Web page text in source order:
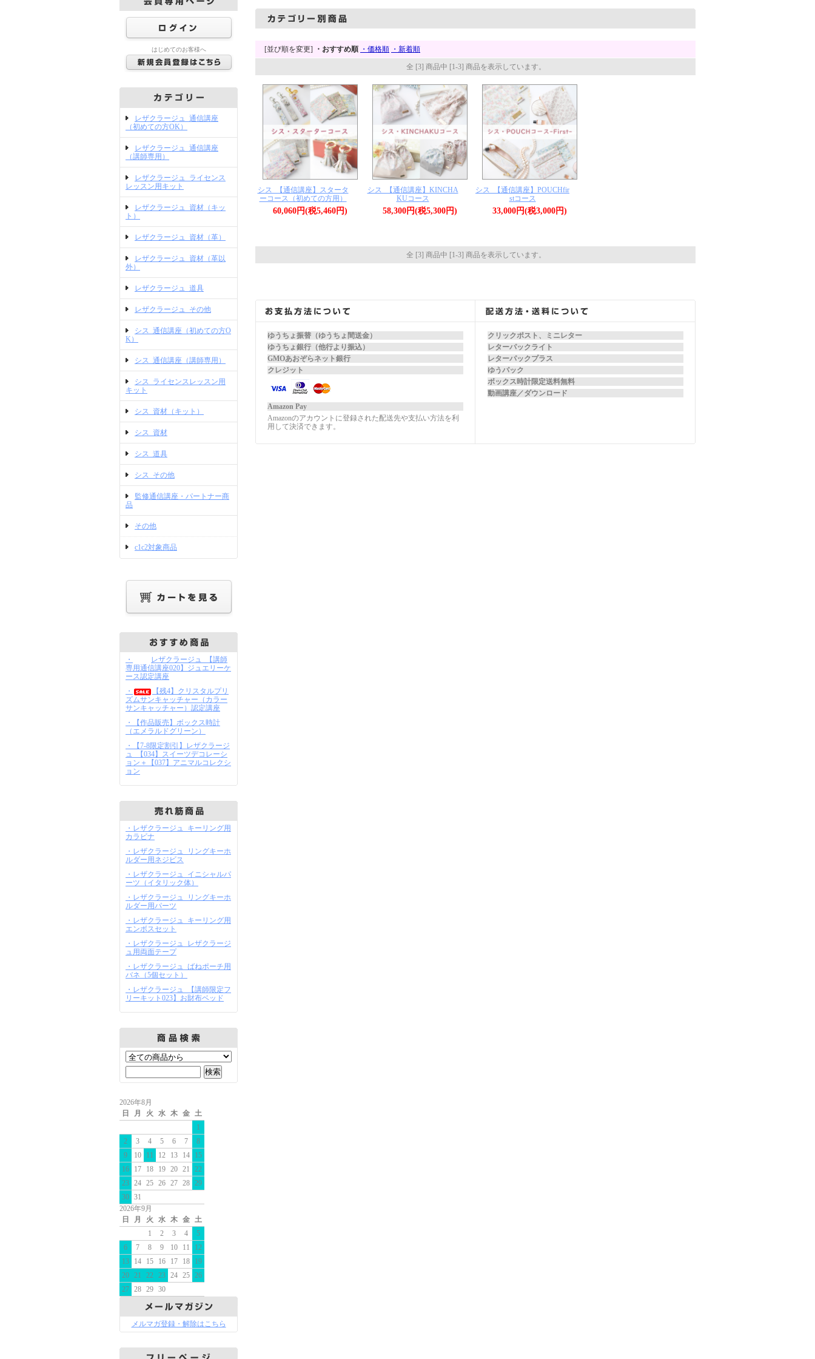
はじめてのお客様へ
レザクラージュ_通信講座
（初めての方OK）
レザクラージュ_通信講座
（講師専用）
レザクラージュ_ライセンス
レッスン用キット
レザクラージュ_資材（キッ
ト）
レザクラージュ_資材（革）
レザクラージュ_資材（革以
外）
レザクラージュ_道具
レザクラージュ_その他
シス_通信講座（初めての方O
K）
シス_通信講座（講師専用）
シス_ライセンスレッスン用
キット
シス_資材（キット）
シス_資材
シス_道具
シス_その他
監修通信講座・パートナー商
品
その他
c1c2対象商品
・
レザクラージュ_【講師
専用通信講座020】ジュエリーケ
ース認定講座
・
【残4】クリスタルプリ
ズムサンキャッチャー（カラー
サンキャッチャー）認定講座
・【作品販売】ボックス時計
（エメラルドグリーン）
・【7-8限定割引】レザクラージ
ュ_【034】スイーツデコレーシ
ョン＋【037】アニマルコレクシ
ョン
・レザクラージュ_キーリング用
カラビナ
・レザクラージュ_リングキーホ
ルダー用ネジビス
・レザクラージュ_イニシャルパ
ーツ（イタリック体）
・レザクラージュ_リングキーホ
ルダー用パーツ
・レザクラージュ_キーリング用
エンボスセット
・レザクラージュ_レザクラージ
ュ用両面テープ
・レザクラージュ_ばねポーチ用
バネ（5個セット）
・レザクラージュ_【講師限定フ
リーキット023】お財布ベッド
2026年8月
日
月 火 水 木 金 土
1
2
3 4 5 6 7
8
9
10 11 12 13 14
15
16
17 18 19 20 21
22
23 24 25 26 27 28 29
30 31
2026年9月
日
月 火 水 木 金 土
1
2 3 4
5
6
7 8 9 10 11
12
13
14 15 16 17 18
19
20 21 22 23 24 25 26
27 28 29 30
メルマガ登録・解除はこちら
[並び順を変更] ・おすすめ順 ・価格順 ・新着順
全 [3] 商品中 [1-3] 商品を表示しています。
シス_【通信講座】スタータ
ーコース（初めての方用）
60,060円(税5,460円)
シス_【通信講座】KINCHA
KUコース
58,300円(税5,300円)
シス_【通信講座】POUCHfir
stコース
33,000円(税3,000円)
全 [3] 商品中 [1-3] 商品を表示しています。
ゆうちょ振替（ゆうちょ間送金）
ゆうちょ銀行（他行より振込）
GMOあおぞらネット銀行
クレジット
Amazon Pay
Amazonのアカウントに登録された配送先や支払い方法を利
用して決済できます。
クリックポスト、ミニレター
レターパックライト
レターパックプラス
ゆうパック
ボックス時計限定送料無料
動画講座／ダウンロード